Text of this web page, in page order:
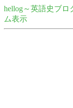
hellog～英語史ブロ
ム表示